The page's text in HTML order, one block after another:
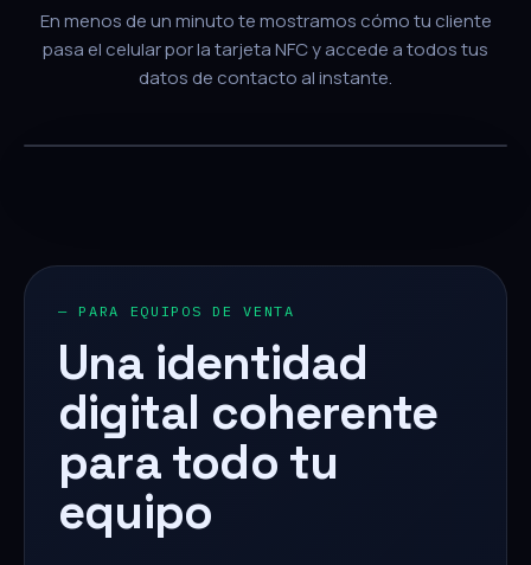
En menos de un minuto te mostramos cómo tu cliente
pasa el celular por la tarjeta NFC y accede a todos tus
datos de contacto al instante.
— PARA EQUIPOS DE VENTA
Una identidad
digital coherente
para todo tu
equipo